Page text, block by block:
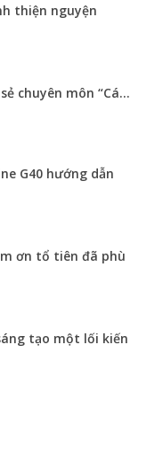
thiện nguyện
chuyên môn “Cá...
G40 hướng dẫn
ơn tổ tiên đã phù
tạo một lối kiến